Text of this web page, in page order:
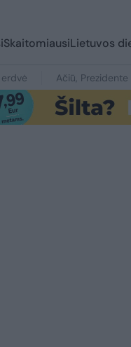
SkaitomiausiLietuvos
Ačiū, Prezidente